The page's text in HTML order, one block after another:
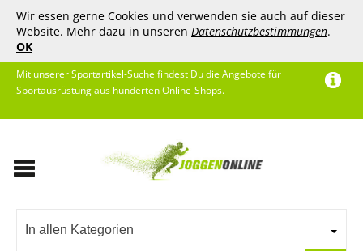
Wir essen gerne Cookies und verwenden sie auch auf dieser
Website. Mehr dazu in unseren Datenschutzbestimmungen.
OK
Mit unserer Sportartikel-Suche findest Du die Angebote für
Sportausrüstung aus hunderten Online-Shops.
In allen Kategorien